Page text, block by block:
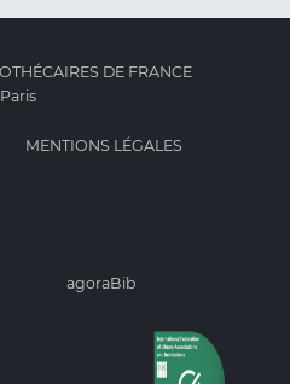
DE FRANCE
MENTIONS LÉGALES
agoraBib